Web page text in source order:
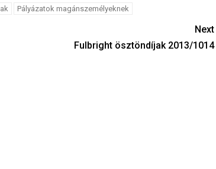
Pályázatok magánszemélyeknek
Next
Fulbright ösztöndíjak 2013/1014